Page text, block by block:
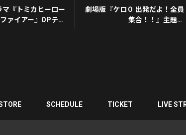
マ『トミカヒーロー
ァイアー』OPテー
劇場版『ケロ０ 出発だよ！全員
集合！！』主題歌
SCHEDULE TICKET LIVE